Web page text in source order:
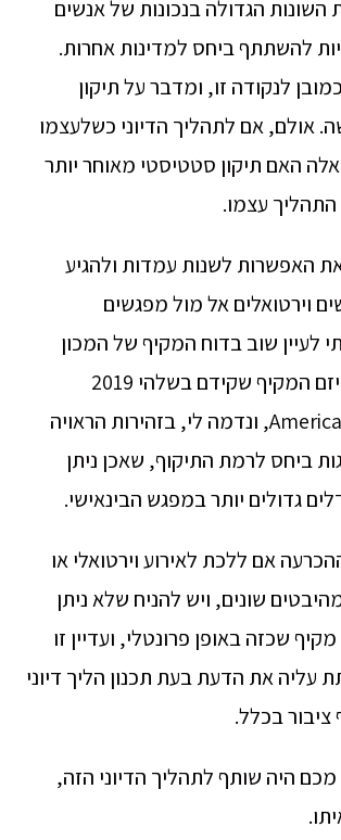
השונות הגדולה בנכונות של אנשים
להשתתף ביחס למדינות אחרות.
לנקודה זו, ומדבר על תיקון
אולם, אם לתהליך הדיוני כשלעצמו
האם תיקון סטטיסטי מאוחר יותר
עצמו.
את האפשרות לשנות עמדות ולהגיע
וירטואלים אל מול מפגשים
לעיין שוב בדוח המקיף של המכון
עצמו ביחס למייזם המקיף שקידם בשלהי 2019
America in One Room, ונדמה לי, בזהירות הראויה
ביחס לרמת התיקוף, שאכן ניתן
גדולים יותר במפגש הבינאישי.
אם ללכת לאירוע וירטואלי או
שונים, ויש להניח שלא ניתן
שכזה באופן פרונטלי, ועדיין זו
עליה את הדעת בעת תכנון הליך דיוני
ציבור בכלל.
היה שותף לתהליך הדיוני הזה,